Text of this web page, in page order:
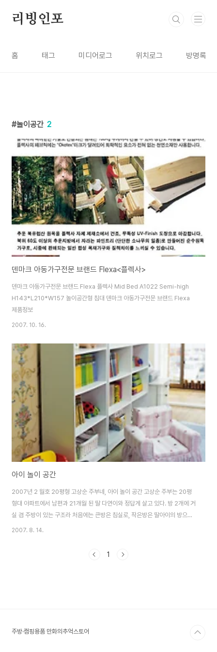
리빙인포
홈 태그 미디어로그 위치로그 방명록
놀이공간 2
덴마크 아동가구전문 브랜드 Flexa<플렉사>
덴마크 아동가구전문 브랜드 Flexa 플렉사 Mid Bed A1022 Semi-high
H143*L210*W157 놀이공간형 침대 덴마크 아동가구전문 브랜드 Flexa
제품정보
2007. 10. 16.
아이 놀이 공간
2007년 2 월호 20평형 고상순 주부네, 아이 놀이 공간 고상순 주부는 20평
형대 아파트에서 남편과 21개월 된 딸 다연이와 정답게 살고 있다. 방 2개에 거
실 겸 주방이 있는 구조라 처음에는 큰방은 침실로, 작은방은 딸아이의 방으로
꾸몄었다. 하지만 장난감이며 책, 자질구레한 아이 소품이 워낙 많은데다가 아
2007. 8. 14.
1
주방·캠핑용품 만화의추억스토어